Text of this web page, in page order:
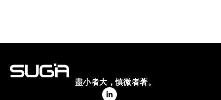
盡小者大，慎微者著。